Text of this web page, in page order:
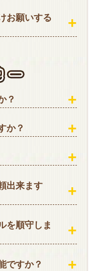
お願いする
？
か？
出来ます
を順守しま
ですか？